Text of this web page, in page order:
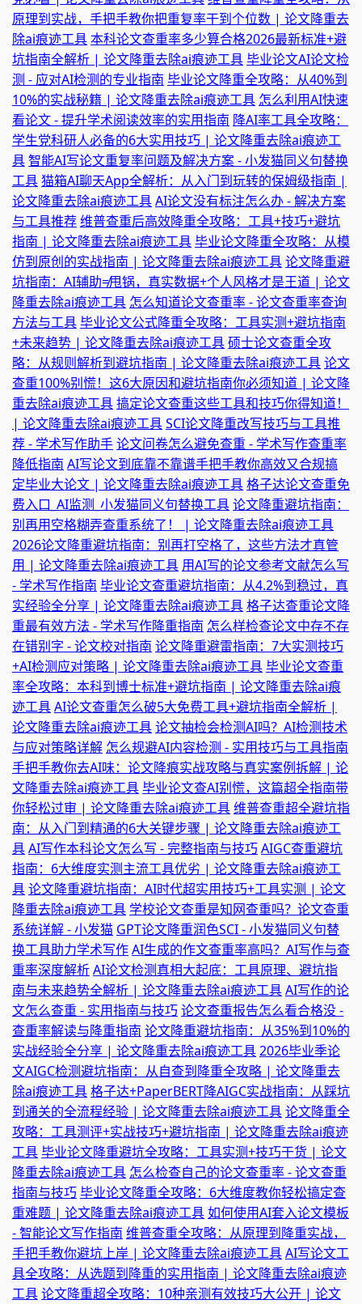
原理到实战，手把手教你把重复率干到个位数 | 论文降重去
除ai痕迹工具本科论文查重率多少算合格2026最新标准+避
坑指南全解析 | 论文降重去除ai痕迹工具毕业论文AI论文检
测 - 应对AI检测的专业指南 毕业论文降重全攻略：从40%到
10%的实战秘籍 | 论文降重去除ai痕迹工具 怎么利用AI快速
看论文 - 提升学术阅读效率的实用指南 降AI率工具全攻略：
学生党科研人必备的6大实用技巧 | 论文降重去除ai痕迹工
具智能AI写论文重复率问题及解决方案 - 小发猫同义句替换
工具猫箱AI聊天App全解析：从入门到玩转的保姆级指南 |
论文降重去除ai痕迹工具AI论文没有标注怎么办 - 解决方案
与工具推荐维普查重后高效降重全攻略：工具+技巧+避坑
指南 | 论文降重去除ai痕迹工具毕业论文降重全攻略：从模
仿到原创的实战指南 | 论文降重去除ai痕迹工具论文降重避
坑指南：AI辅助≠甩锅，真实数据+个人风格才是王道 | 论文
降重去除ai痕迹工具 怎么知道论文查重率 - 论文查重率查询
方法与工具毕业论文公式降重全攻略：工具实测+避坑指南
+未来趋势 | 论文降重去除ai痕迹工具硕士论文查重全攻
略：从规则解析到避坑指南 | 论文降重去除ai痕迹工具论文
查重100%别慌！这6大原因和避坑指南你必须知道 | 论文降
重去除ai痕迹工具搞定论文查重这些工具和技巧你得知道！
| 论文降重去除ai痕迹工具SCI论文降重改写技巧与工具推
荐 - 学术写作助手论文问卷怎么避免查重 - 学术写作查重率
降低指南 AI写论文到底靠不靠谱手把手教你高效又合规搞
定毕业大论文 | 论文降重去除ai痕迹工具格子达论文查重免
费入口_AI监测_小发猫同义句替换工具论文降重避坑指南：
别再用空格糊弄查重系统了！ | 论文降重去除ai痕迹工具
2026论文降重避坑指南：别再打空格了，这些方法才真管
用 | 论文降重去除ai痕迹工具 用AI写的论文参考文献怎么写
- 学术写作指南 毕业论文查重避坑指南：从4.2%到稳过，真
实经验全分享 | 论文降重去除ai痕迹工具格子达查重论文降
重最有效方法 - 学术写作降重指南 怎么样检查论文中存不存
在错别字 - 论文校对指南 论文降重避雷指南：7大实测技巧
+AI检测应对策略 | 论文降重去除ai痕迹工具毕业论文查重
率全攻略：本科到博士标准+避坑指南 | 论文降重去除ai痕
迹工具AI论文查重怎么破5大免费工具+避坑指南全解析 |
论文降重去除ai痕迹工具论文抽检会检测AI吗？AI检测技术
与应对策略详解 怎么规避AI内容检测 - 实用技巧与工具指南
手把手教你去AI味：论文降痕实战攻略与真实案例拆解 | 论
文降重去除ai痕迹工具毕业论文查AI别慌，这篇超全指南带
你轻松过审 | 论文降重去除ai痕迹工具维普查重超全避坑指
南：从入门到精通的6大关键步骤 | 论文降重去除ai痕迹工
具AI写作本科论文怎么写 - 完整指南与技巧AIGC查重避坑
指南：6大维度实测主流工具优劣 | 论文降重去除ai痕迹工
具论文降重避坑指南：AI时代超实用技巧+工具实测 | 论文
降重去除ai痕迹工具 学校论文查重是知网查重吗？论文查重
系统详解 - 小发猫 GPT论文降重润色SCI - 小发猫同义句替
换工具助力学术写作AI生成的作文查重率高吗？AI写作与查
重率深度解析AI论文检测真相大起底：工具原理、避坑指
南与未来趋势全解析 | 论文降重去除ai痕迹工具AI写作的论
文怎么查重 - 实用指南与技巧论文查重报告怎么看合格没 -
查重率解读与降重指南 论文降重避坑指南：从35%到10%的
实战经验全分享 | 论文降重去除ai痕迹工具2026毕业季论
文AIGC检测避坑指南：从自查到降重全攻略 | 论文降重去
除ai痕迹工具格子达+PaperBERT降AIGC实战指南：从踩坑
到通关的全流程经验 | 论文降重去除ai痕迹工具论文降重全
攻略：工具测评+实战技巧+避坑指南 | 论文降重去除ai痕迹
工具毕业论文降重避坑全攻略：工具实测+技巧干货 | 论文
降重去除ai痕迹工具 怎么检查自己的论文查重率 - 论文查重
指南与技巧毕业论文降重全攻略：6大维度教你轻松搞定查
重难题 | 论文降重去除ai痕迹工具如何使用AI套入论文模板
- 智能论文写作指南 维普查重全攻略：从原理到降重实战，
手把手教你避坑上岸 | 论文降重去除ai痕迹工具AI写论文工
具全攻略：从选题到降重的实用指南 | 论文降重去除ai痕迹
工具论文降重超全攻略：10种亲测有效技巧大公开 | 论文